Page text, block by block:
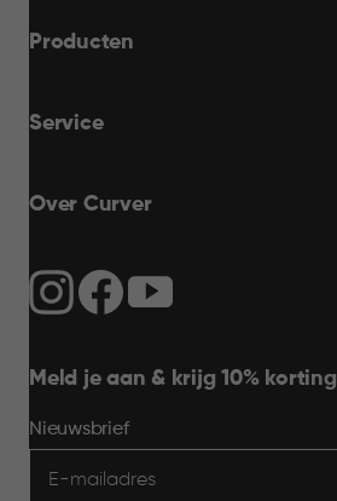
Producten
Service
Over Curver
Meld je aan & krijg 10% korting
Nieuwsbrief